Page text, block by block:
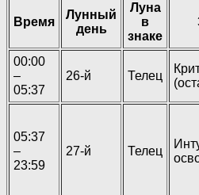
Время
Лунный
день
Луна
в
знаке
00:00
–
05:37
26-й Телец
05:37
–
23:59
27-й Телец